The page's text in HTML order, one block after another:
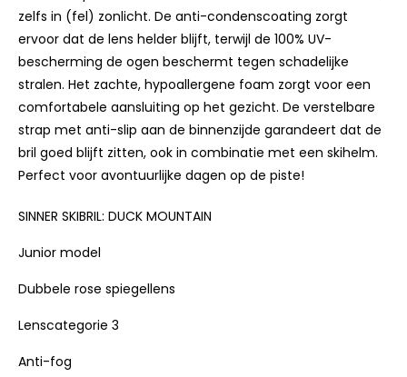
zelfs in (fel) zonlicht. De anti-condenscoating zorgt
ervoor dat de lens helder blijft, terwijl de 100% UV-
bescherming de ogen beschermt tegen schadelijke
stralen. Het zachte, hypoallergene foam zorgt voor een
comfortabele aansluiting op het gezicht. De verstelbare
strap met anti-slip aan de binnenzijde garandeert dat de
bril goed blijft zitten, ook in combinatie met een skihelm.
Perfect voor avontuurlijke dagen op de piste!
SINNER SKIBRIL: DUCK MOUNTAIN
Junior model
Dubbele rose spiegellens
Lenscategorie 3
Anti-fog